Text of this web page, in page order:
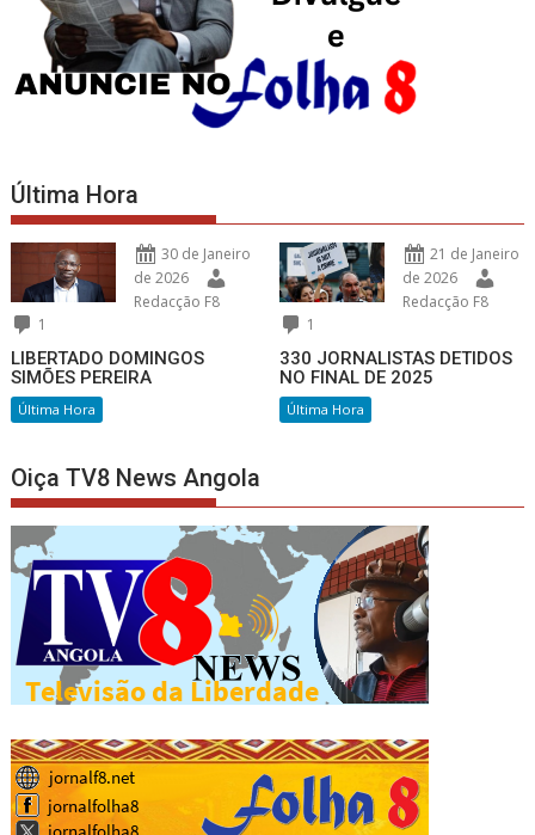
Última Hora
30 de Janeiro
de 2026
Redacção F8
1
LIBERTADO DOMINGOS
SIMÕES PEREIRA
Última Hora
21 de Janeiro
de 2026
Redacção F8
1
330 JORNALISTAS DETIDOS
NO FINAL DE 2025
Última Hora
Oiça TV8 News Angola